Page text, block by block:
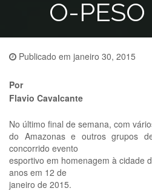
O-PESO
Publicado em janeiro 30, 2015
Por
Flavio Cavalcante
No último final de semana, com
do Amazonas e outros grupos
concorrido evento
esportivo em homenagem à cidade
anos em 12 de
janeiro de 2015.